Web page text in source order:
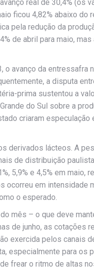
real de 30,4% (os
ficou 4,82% abaixo do
pela redução da
de abril para maio, mas
avanço da entressafra
a disputa
prima sustentou a
do Sul sobre a
criaram especulação
derivados lácteos. A
de distribuição
5,9% e 4,5% em maio,
ocorreu em intensidade
o esperado.
mês – o que deve
de junho, as cotações
exercida pelos canais
especialmente para os
frear o ritmo de altas